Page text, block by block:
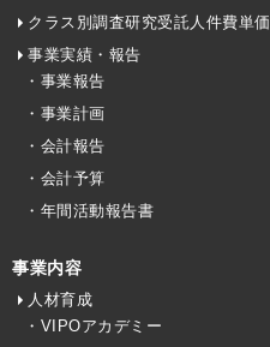
クラス別調査研究受託人件費単価
事業実績・報告
・事業報告
・事業計画
・会計報告
・会計予算
・年間活動報告書
事業内容
人材育成
・VIPOアカデミー